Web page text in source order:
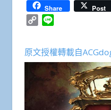
Share Post
Copy
原文授權轉載自